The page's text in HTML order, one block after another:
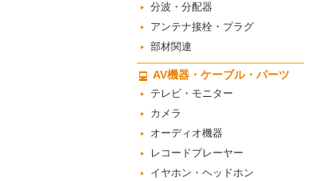
分波・分配器
アンテナ接栓・プラグ
部材関連
AV機器・ケーブル・パーツ
テレビ・モニター
カメラ
オーディオ機器
レコードプレーヤー
イヤホン・ヘッドホン